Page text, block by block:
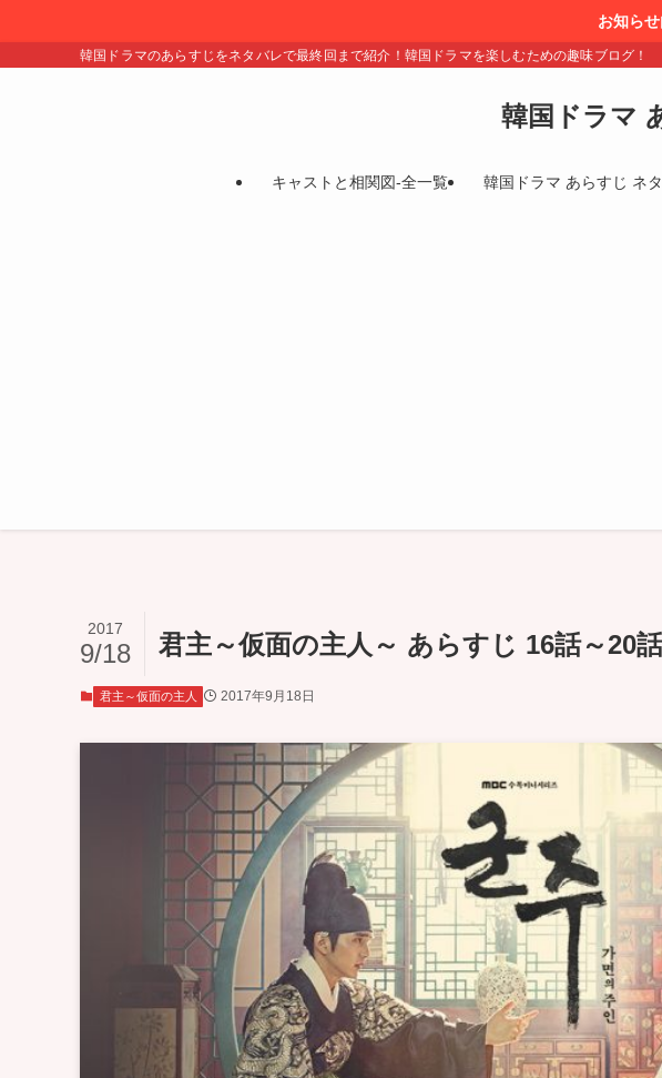
お知ら
韓国ドラマのあらすじをネタバレで最終回まで紹介！韓国ドラマを楽しむための趣味ブログ！
韓国ドラマ
キャストと相関図-全一覧 韓国ドラマ あらすじ ネ
君主～仮面の主人～ あらすじ 16話～20
2017
9/18
君主～仮面の主人 2017年9月18日